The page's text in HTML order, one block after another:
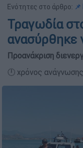
Ενότητες στο άρθρο:
Τραγωδία
ανασύρθηκε
Προανάκριση
🕛 χρόνος